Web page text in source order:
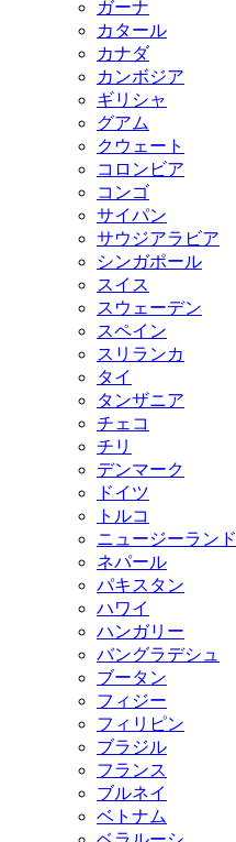
ガーナ
カタール
カナダ
カンボジア
ギリシャ
グアム
クウェート
コロンビア
コンゴ
サイパン
サウジアラビア
シンガポール
スイス
スウェーデン
スペイン
スリランカ
タイ
タンザニア
チェコ
チリ
デンマーク
ドイツ
トルコ
ニュージーランド
ネパール
パキスタン
ハワイ
ハンガリー
バングラデシュ
ブータン
フィジー
フィリピン
ブラジル
フランス
ブルネイ
ベトナム